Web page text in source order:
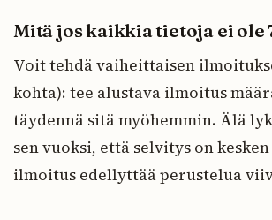
Mitä jos kaikkia tietoja ei ole
Voit tehdä vaiheittaisen
kohta): tee alustava ilmoitus
täydennä sitä myöhemmin. Älä
sen vuoksi, että selvitys on
ilmoitus edellyttää perustelua